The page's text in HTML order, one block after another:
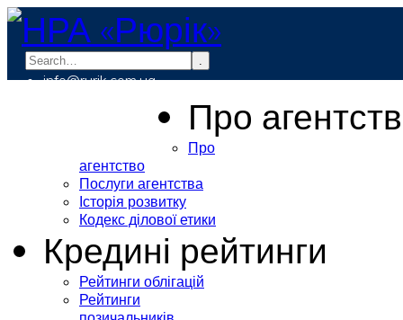
.
info@rurik.com.ua
Про
Про
агентство
Послуги агентства
Історія розвитку
Кодекс ділової етики
Кредині рейтинги
Рейтинги облігацій
Рейтинги